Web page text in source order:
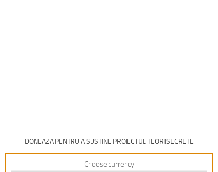
DONEAZA PENTRU A SUSTINE PROIECTUL TEORIISECRETE
Choose currency